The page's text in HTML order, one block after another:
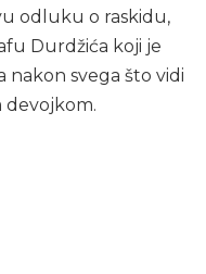
odluku o raskidu,
Durdžića koji je
nakon svega što vidi
devojkom.